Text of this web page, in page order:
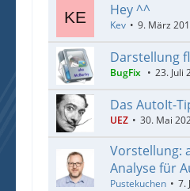
Hey ^^
Kev 9. März
Darstellung
BugFix 23. Juli
Das AutoIt-
UEZ 30. Mai
Vorstellung:
Analyse für
Pustekuchen 7.